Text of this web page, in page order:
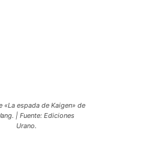
«La espada de Kaigen» de
| Fuente: Ediciones
Urano.